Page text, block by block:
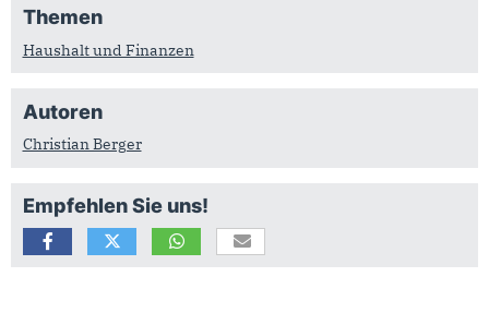
Themen
Haushalt und Finanzen
Autoren
Christian Berger
Empfehlen Sie uns!